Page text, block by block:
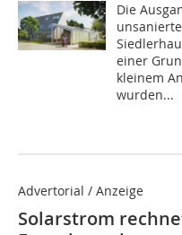
Die
einer
kleinem
wurden...
Advertorial / Anzeige
Solarstrom